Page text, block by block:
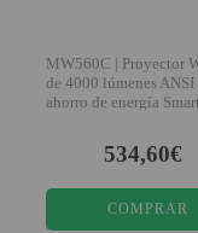
PANTALLAS DE
PROYECCIÓN
SOPORTE PARA
MW560C | Proyector
de 4000 lúmenes ANSI
ahorro de energía
534,60€
COMPRAR